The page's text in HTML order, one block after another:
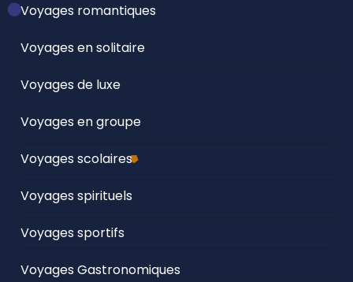
Voyages romantiques
Voyages en solitaire
Voyages de luxe
Voyages en groupe
Voyages scolaires
Voyages spirituels
Voyages sportifs
Voyages Gastronomiques